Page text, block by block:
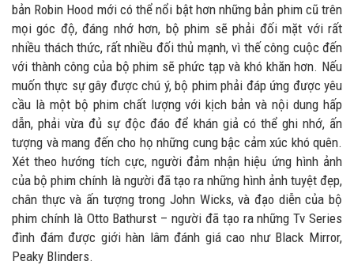
bản Robin Hood mới có thể nổi bật hơn những bản phim cũ trên
mọi góc độ, đáng nhớ hơn, bộ phim sẽ phải đối mặt với rất
nhiều thách thức, rất nhiều đối thủ mạnh, vì thế công cuộc đến
với thành công của bộ phim sẽ phức tạp và khó khăn hơn. Nếu
muốn thực sự gây được chú ý, bộ phim phải đáp ứng được yêu
cầu là một bộ phim chất lượng với kịch bản và nội dung hấp
dẫn, phải vừa đủ sự độc đáo để khán giả có thể ghi nhớ, ấn
tượng và mang đến cho họ những cung bậc cảm xúc khó quên.
Xét theo hướng tích cực, người đảm nhận hiệu ứng hình ảnh
của bộ phim chính là người đã tạo ra những hình ảnh tuyệt đẹp,
chân thực và ấn tượng trong John Wicks, và đạo diễn của bộ
phim chính là Otto Bathurst – người đã tạo ra những Tv Series
đình đám được giới hàn lâm đánh giá cao như Black Mirror,
Peaky Blinders.